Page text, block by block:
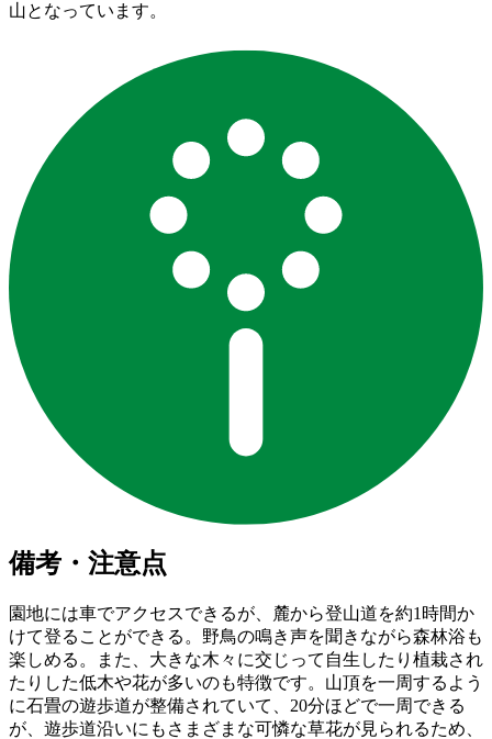
山となっています。
備考・注意点
園地には車でアクセスできるが、麓から登山道を約1時間か
けて登ることができる。野鳥の鳴き声を聞きながら森林浴も
楽しめる。また、大きな木々に交じって自生したり植栽され
たりした低木や花が多いのも特徴です。山頂を一周するよう
に石畳の遊歩道が整備されていて、20分ほどで一周できる
が、遊歩道沿いにもさまざまな可憐な草花が見られるため、